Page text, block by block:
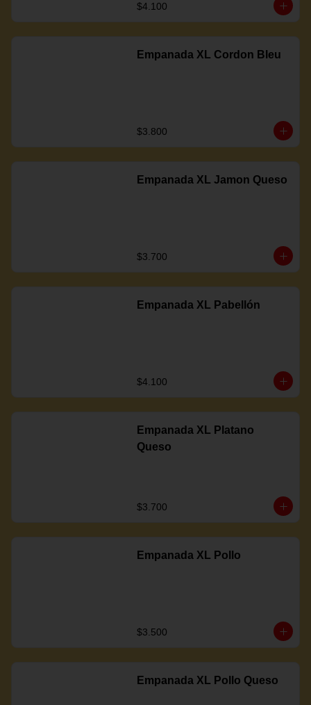
$4.100
Empanada XL Cordon Bleu
$3.800
Empanada XL Jamon Queso
$3.700
Empanada XL Pabellón
$4.100
Empanada XL Platano
Queso
$3.700
Empanada XL Pollo
$3.500
Empanada XL Pollo Queso